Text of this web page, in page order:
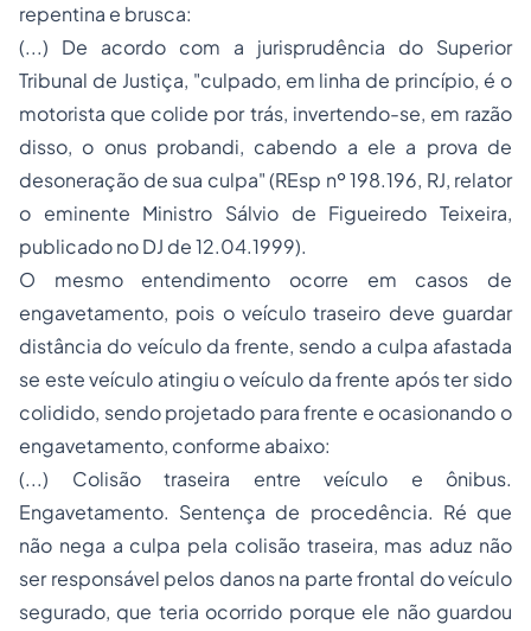
repentina e brusca:
(...) De acordo com a jurisprudência do Superior
Tribunal de Justiça, "culpado, em linha de princípio, é o
motorista que colide por trás, invertendo-se, em razão
disso, o onus probandi, cabendo a ele a prova de
desoneração de sua culpa" (REsp nº 198.196, RJ, relator
o eminente Ministro Sálvio de Figueiredo Teixeira,
publicado no DJ de 12.04.1999).
O mesmo entendimento ocorre em casos de
engavetamento, pois o veículo traseiro deve guardar
distância do veículo da frente, sendo a culpa afastada
se este veículo atingiu o veículo da frente após ter sido
colidido, sendo projetado para frente e ocasionando o
engavetamento, conforme abaixo:
(...) Colisão traseira entre veículo e ônibus.
Engavetamento. Sentença de procedência. Ré que
não nega a culpa pela colisão traseira, mas aduz não
ser responsável pelos danos na parte frontal do veículo
segurado, que teria ocorrido porque ele não guardou